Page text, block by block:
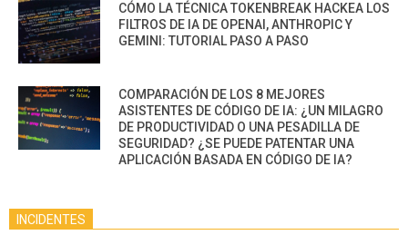
CÓMO LA TÉCNICA TOKENBREAK HACKEA LOS
FILTROS DE IA DE OPENAI, ANTHROPIC Y
GEMINI: TUTORIAL PASO A PASO
COMPARACIÓN DE LOS 8 MEJORES
ASISTENTES DE CÓDIGO DE IA: ¿UN MILAGRO
DE PRODUCTIVIDAD O UNA PESADILLA DE
SEGURIDAD? ¿SE PUEDE PATENTAR UNA
APLICACIÓN BASADA EN CÓDIGO DE IA?
INCIDENTES